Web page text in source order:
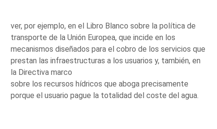
ver, por ejemplo, en el Libro Blanco sobre la política de
transporte de la Unión Europea, que incide en los
mecanismos diseñados para el cobro de los servicios que
prestan las infraestructuras a los usuarios y, también, en
la Directiva marco
sobre los recursos hídricos que aboga precisamente
porque el usuario pague la totalidad del coste del agua.